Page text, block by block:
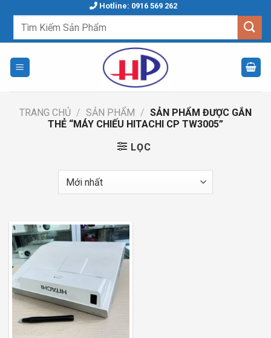
content
Hotline: 0916 569 262
Tìm
TRANG CHỦ / SẢN PHẨM / SẢN PHẨM ĐƯỢC GẮN
THẺ “MÁY CHIẾU HITACHI CP TW3005”
LỌC